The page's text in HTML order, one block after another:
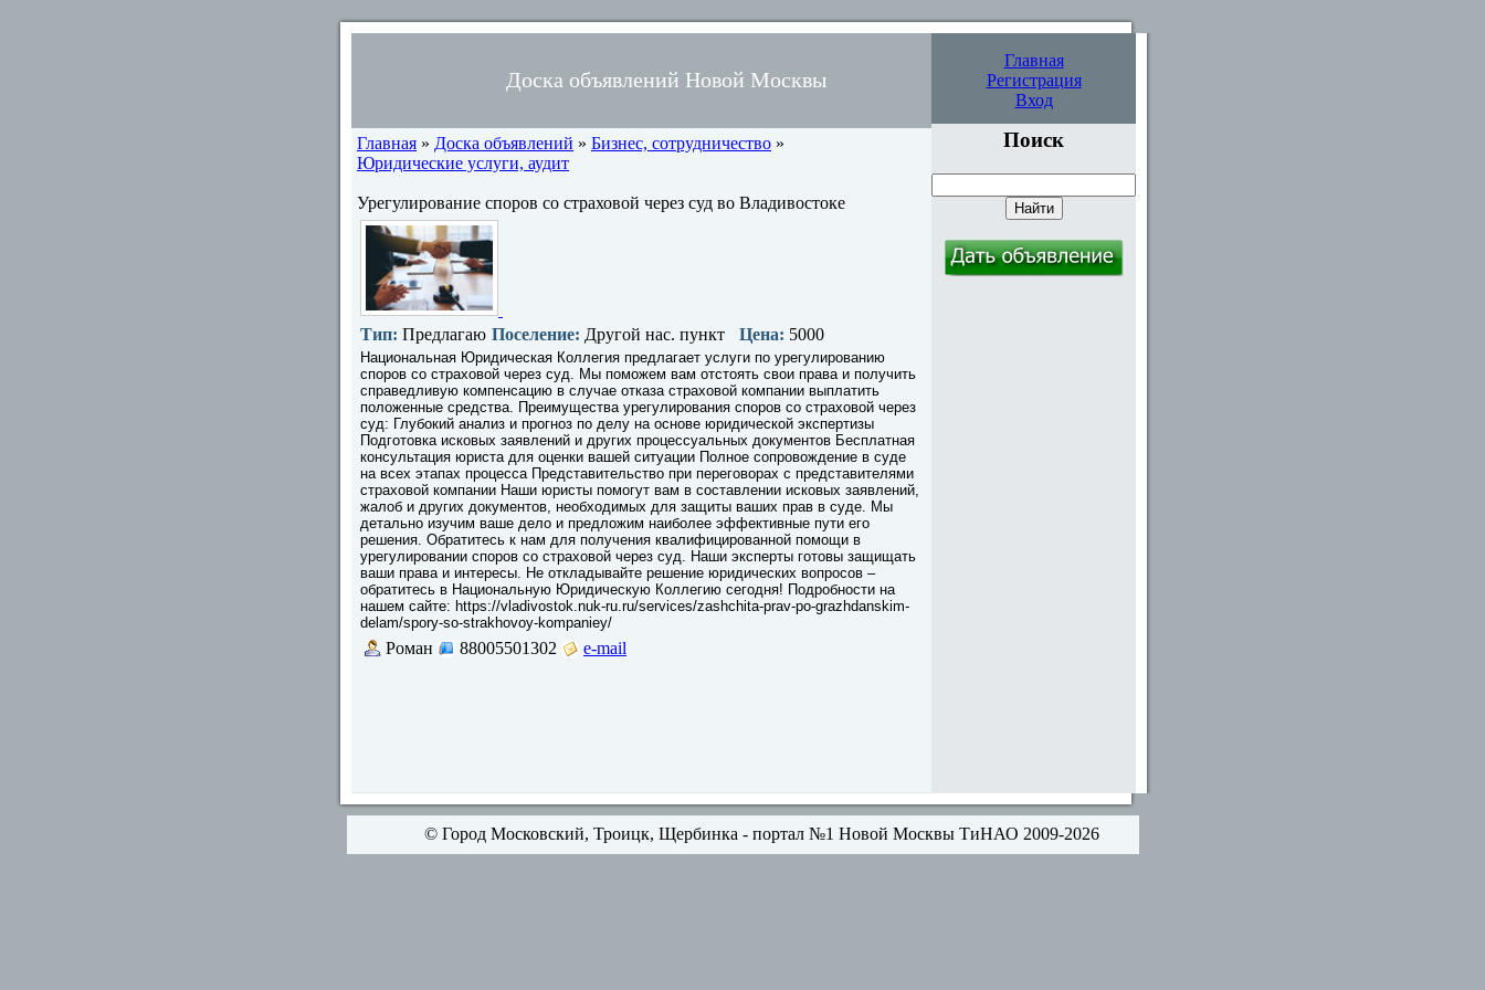
Доска объявлений Новой Москвы
Главная
Регистрация
Вход
Главная » Доска объявлений » Бизнес, сотрудничество »
Юридические услуги, аудит
Урегулирование споров со страховой через суд во Владивостоке
Тип: Предлагаю Поселение: Другой нас. пункт Цена: 5000
Национальная Юридическая Коллегия предлагает услуги по урегулированию
споров со страховой через суд. Мы поможем вам отстоять свои права и получить
справедливую компенсацию в случае отказа страховой компании выплатить
положенные средства. Преимущества урегулирования споров со страховой через
суд: Глубокий анализ и прогноз по делу на основе юридической экспертизы
Подготовка исковых заявлений и других процессуальных документов Бесплатная
консультация юриста для оценки вашей ситуации Полное сопровождение в суде
на всех этапах процесса Представительство при переговорах с представителями
страховой компании Наши юристы помогут вам в составлении исковых заявлений,
жалоб и других документов, необходимых для защиты ваших прав в суде. Мы
детально изучим ваше дело и предложим наиболее эффективные пути его
решения. Обратитесь к нам для получения квалифицированной помощи в
урегулировании споров со страховой через суд. Наши эксперты готовы защищать
ваши права и интересы. Не откладывайте решение юридических вопросов –
обратитесь в Национальную Юридическую Коллегию сегодня! Подробности на
нашем сайте: https://vladivostok.nuk-ru.ru/services/zashchita-prav-po-grazhdanskim-
delam/spory-so-strakhovoy-kompaniey/
Роман 88005501302 e-mail
Поиск
© Город Московский, Троицк, Щербинка - портал №1 Новой Москвы ТиНАО 2009-2026